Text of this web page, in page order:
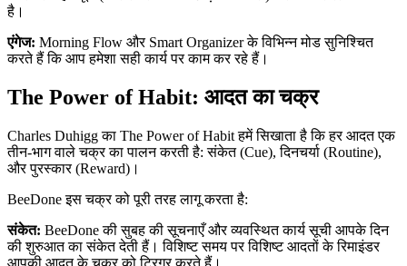
है।
एंगेज: Morning Flow और Smart Organizer के विभिन्न मोड सुनिश्चित
करते हैं कि आप हमेशा सही कार्य पर काम कर रहे हैं।
The Power of Habit: आदत का चक्र
Charles Duhigg का The Power of Habit हमें सिखाता है कि हर आदत एक
तीन-भाग वाले चक्र का पालन करती है: संकेत (Cue), दिनचर्या (Routine),
और पुरस्कार (Reward)।
BeeDone इस चक्र को पूरी तरह लागू करता है:
संकेत: BeeDone की सुबह की सूचनाएँ और व्यवस्थित कार्य सूची आपके दिन
की शुरुआत का संकेत देती हैं। विशिष्ट समय पर विशिष्ट आदतों के रिमाइंडर